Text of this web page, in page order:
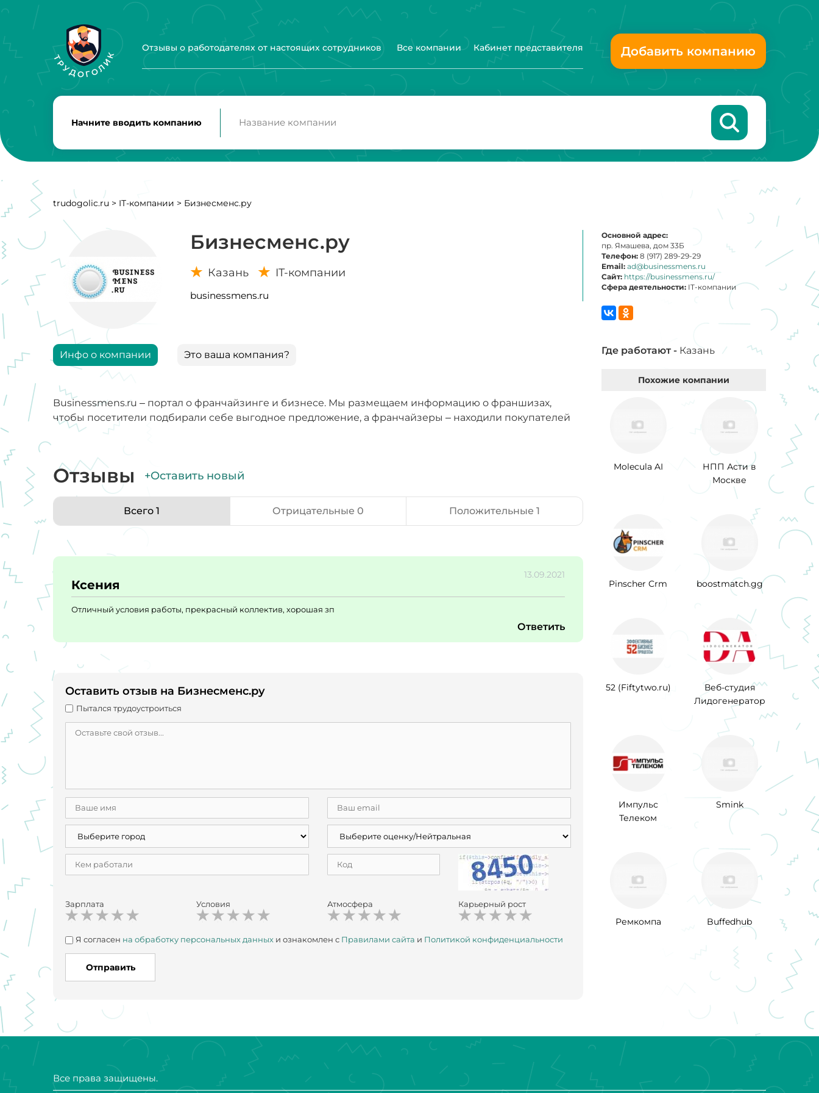
Отзывы о работодателях от настоящих сотрудников Все компании Кабинет представителя Добавить компанию
Начните вводить компанию
trudogolic.ru > IT-компании > Бизнесменс.ру
Бизнесменс.ру
Казань IT-компании
businessmens.ru
Инфо о компании Это ваша компания?
Businessmens.ru – портал о франчайзинге и бизнесе. Мы размещаем информацию о франшизах,
чтобы посетители подбирали себе выгодное предложение, а франчайзеры – находили покупателей
Отзывы +Оставить новый
Всего 1 Отрицательные 0 Положительные 1
13.09.2021
Ксения
Отличный условия работы, прекрасный коллектив, хорошая зп
Ответить
Оставить отзыв на Бизнесменс.ру
Пытался трудоустроиться
Зарплата Условия Атмосфера Карьерный рост
Я согласен на обработку персональных данных и ознакомлен с Правилами сайта и Политикой конфиденциальности
Отправить
Основной адрес:
пр. Ямашева, дом 33Б
Телефон: 8 (917) 289-29-29
Email: ad@businessmens.ru
Сайт: https://businessmens.ru/
Сфера деятельности: IT-компании
Где работают - Казань
Похожие компании
Molecula AI
НПП Асти в
Москве
Pinscher Crm boostmatch.gg
52 (Fiftytwo.ru)
Веб-студия
Лидогенератор
Импульс
Телеком
Smink
Ремкомпа Buffedhub
Все права защищены.